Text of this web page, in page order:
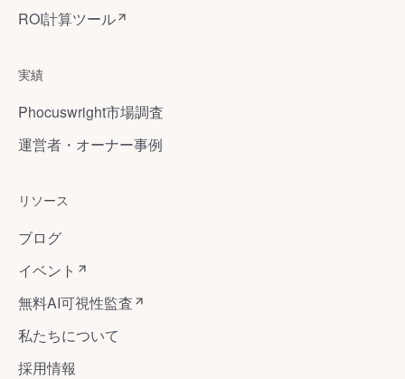
ROI計算ツール
実績
Phocuswright市場調査
運営者・オーナー事例
リソース
ブログ
イベント
無料AI可視性監査
私たちについて
採用情報